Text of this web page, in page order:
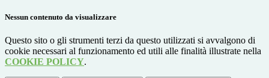
Nessun contenuto da visualizzare
Questo sito o gli strumenti terzi da questo utilizzati si avvalgono di
cookie necessari al funzionamento ed utili alle finalità illustrate nella
COOKIE POLICY.